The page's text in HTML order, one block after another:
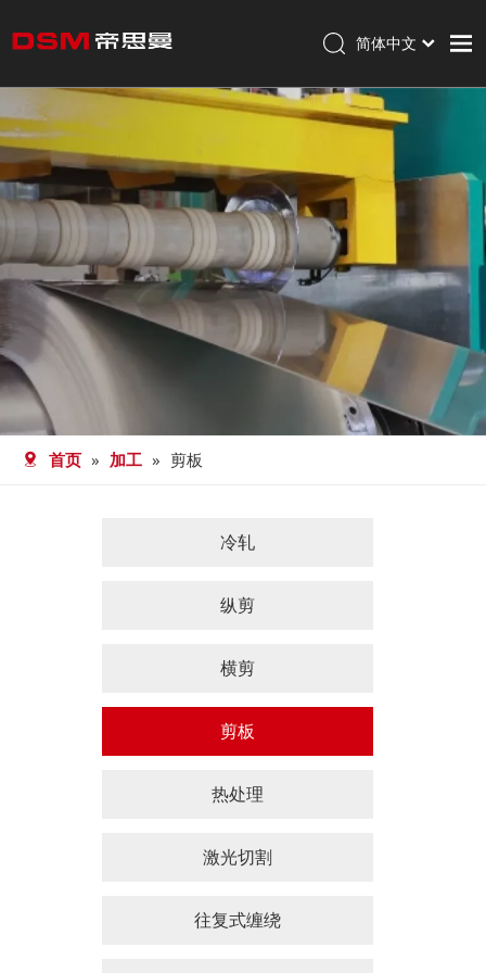
走进帝思曼
产品
职业发展
新闻
联系我们
简体中文
首页 » 加工 » 剪板
冷轧
纵剪
横剪
剪板
热处理
激光切割
往复式缠绕